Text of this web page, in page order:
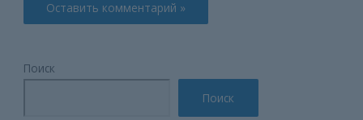
Поиск
Поиск